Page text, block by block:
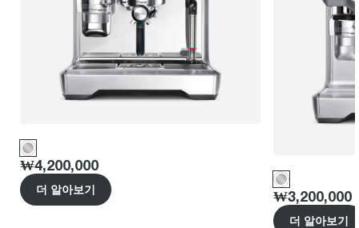
Price :
₩4,200,000
더 알아보기 Price :
₩3,200,000
더 알아보기